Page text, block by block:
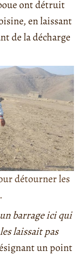
ont détruit
en laissant
de la décharge
détourner les
barrage ici qui
laissait pas
un point